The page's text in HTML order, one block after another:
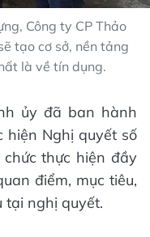
Công ty CP Thảo
tạo cơ sở, nền tảng
là về tín dụng.
ủy đã ban hành
hiện Nghị quyết số
thực hiện đầy
điểm, mục tiêu,
tại nghị quyết.